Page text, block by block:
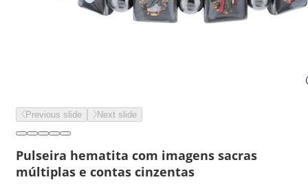
Previous slide Next slide
Pulseira hematita com imagens sacras
múltiplas e contas cinzentas